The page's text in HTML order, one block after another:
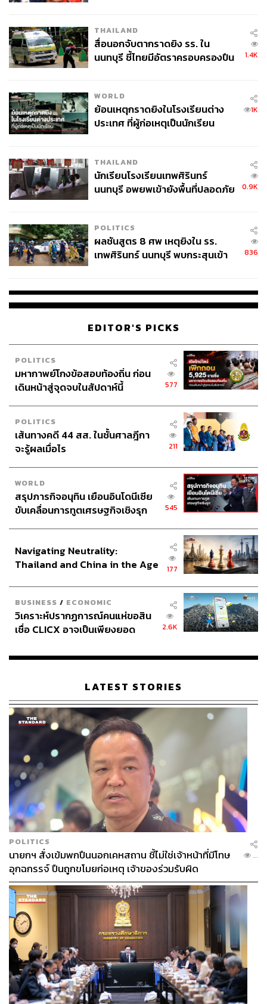
THAILAND
สื่อนอกจับตากราดยิง รร. ใน
นนทบุรี ชี้ไทยมีอัตราครอบครองปืน
1.4K
WORLD
ย้อนเหตุกราดยิงในโรงเรียนต่าง
ประเทศ ที่ผู้ก่อเหตุเป็นนักเรียน
1K
THAILAND
นักเรียนโรงเรียนเทพศิรินทร์
นนทบุรี อพยพเข้ายังพื้นที่ปลอดภัย
0.9K
POLITICS
ผลชันสูตร 8 ศพ เหตุยิงใน รร.
เทพศิรินทร์ นนทบุรี พบกระสุนเข้า
836
EDITOR'S PICKS
POLITICS
มหากาพย์โกงข้อสอบท้องถิ่น ก่อน
เดินหน้าสู่จุดจบในสัปดาห์นี้
577
POLITICS
เส้นทางคดี 44 สส. ในชั้นศาลฎีกา
จะรู้ผลเมื่อไร
211
WORLD
สรุปภารกิจอนุทิน เยือนอินโดนีเซีย
ขับเคลื่อนการทูตเศรษฐกิจเชิงรุก
545
Navigating Neutrality:
Thailand and China in the Age
177
BUSINESS / ECONOMIC
วิเคราะห์ปรากฏการณ์คนแห่ขอสิน
เชื่อ CLICX อาจเป็นเพียงยอด
เรือนไทยที่ถูกซุกไว้
2.6K
LATEST STORIES
POLITICS
นายกฯ สั่งเข้มพกปืนนอกเคหสถาน ชี้ไม่ใช่เจ้าหน้าที่มีโทษ
อุกฉกรรจ์ ปืนถูกขโมยก่อเหตุ เจ้าของร่วมรับผิด
...